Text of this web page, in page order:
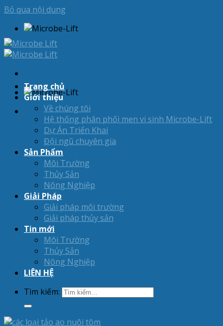
Bỏ qua nội dung
Trang chủ
Giới thiệu
Về chúng tôi
Hệ thống phân phối men vi sinh Microbe-Lift
Dự Án Triển Khai
Đội ngũ chuyên gia
Sản Phẩm
Môi Trường
Thủy Sản
Nông Nghiệp
Giải Pháp
Giải pháp môi trường
Giải pháp thủy sản
Tin mới
Môi Trường
Thủy Sản
Nông Nghiệp
LIÊN HỆ
Tìm kiếm: